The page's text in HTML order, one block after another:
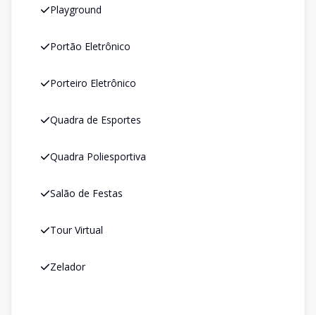
Playground
Portão Eletrônico
Porteiro Eletrônico
Quadra de Esportes
Quadra Poliesportiva
Salão de Festas
Tour Virtual
Zelador